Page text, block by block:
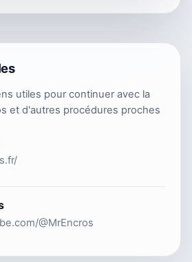
utiles pour continuer avec la
et d'autres procédures proches
@MrEncros